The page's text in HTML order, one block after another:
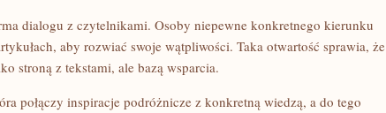
dialogu z czytelnikami. Osoby niepewne konkretnego kierunku
aby rozwiać swoje wątpliwości. Taka otwartość sprawia, że
stroną z tekstami, ale bazą wsparcia.
połączy inspiracje podróżnicze z konkretną wiedzą, a do tego